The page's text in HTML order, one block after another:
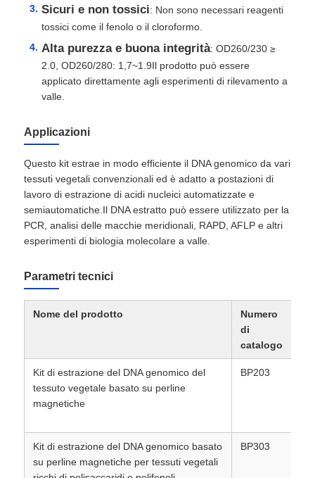
Casa.
Prodotti
Chi Siamo
Sicuri e non tossici: Non sono necessari reagenti
tossici come il fenolo o il cloroformo.
Alta purezza e buona integrità: OD260/230 ≥
2.0, OD260/280: 1,7~1.9Il prodotto può essere
applicato direttamente agli esperimenti di rilevamento a
valle.
Applicazioni
Questo kit estrae in modo efficiente il DNA genomico da vari
tessuti vegetali convenzionali ed è adatto a postazioni di
lavoro di estrazione di acidi nucleici automatizzate e
semiautomatiche.Il DNA estratto può essere utilizzato per la
PCR, analisi delle macchie meridionali, RAPD, AFLP e altri
esperimenti di biologia molecolare a valle.
Parametri tecnici
Nome del prodotto
Numero
di
catalogo
Kit di estrazione del DNA genomico del
tessuto vegetale basato su perline
magnetiche
BP203
Kit di estrazione del DNA genomico basato
su perline magnetiche per tessuti vegetali
BP303